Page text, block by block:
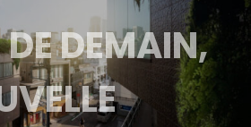
DE DEMAIN,